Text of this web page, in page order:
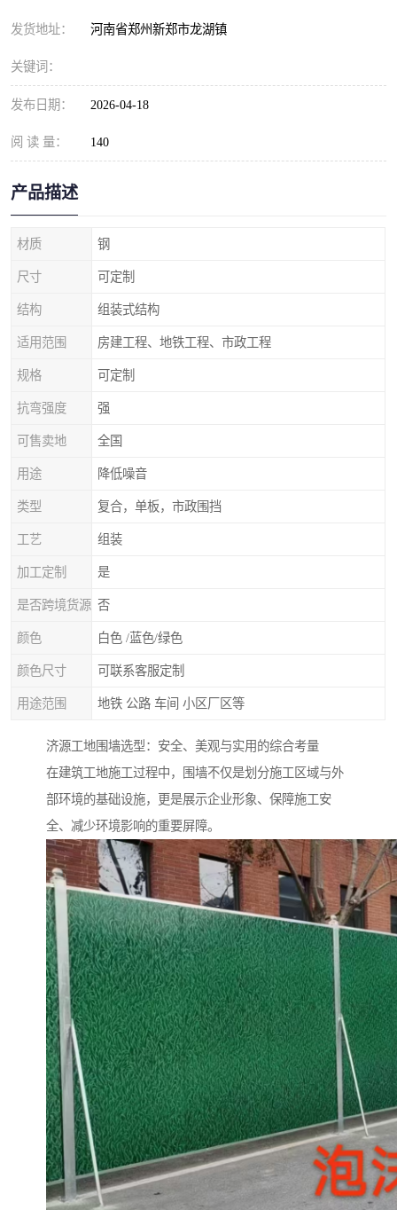
发货地址： 河南省郑州新郑市龙湖镇
关键词：
发布日期： 2026-04-18
阅 读 量： 140
产品描述
材质 钢
尺寸 可定制
结构 组装式结构
适用范围 房建工程、地铁工程、市政工程
规格 可定制
抗弯强度 强
可售卖地 全国
用途 降低噪音
类型 复合，单板，市政围挡
工艺 组装
加工定制 是
是否跨境货源 否
颜色 白色 /蓝色/绿色
颜色尺寸 可联系客服定制
用途范围 地铁 公路 车间 小区厂区等
济源工地围墙选型：安全、美观与实用的综合考量
在建筑工地施工过程中，围墙不仅是划分施工区域与外
部环境的基础设施，更是展示企业形象、保障施工安
全、减少环境影响的重要屏障。